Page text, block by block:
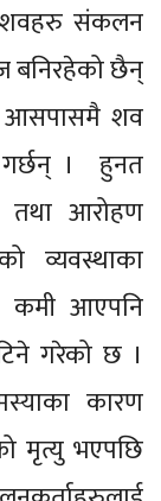
शवहरु संकलन
बनिरहेको छैन्
आसपासमै शव
गर्छन् । हुनत
तथा आरोहण
व्यवस्थाका
कमी आएपनि
गरेको छ ।
कारण
मृत्यु भएपछि